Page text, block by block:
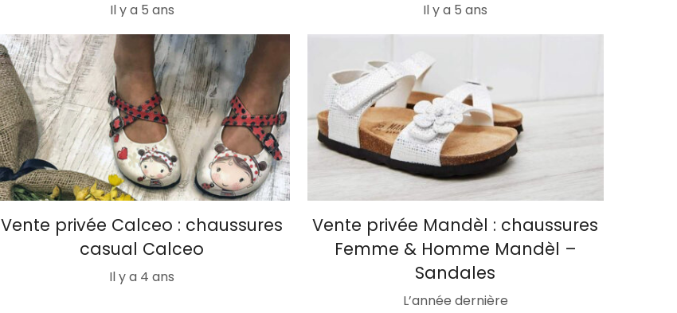
Il y a 5 ans Il y a 5 ans
Vente privée Calceo : chaussures
casual Calceo
Il y a 4 ans
Vente privée Mandèl : chaussures
Femme & Homme Mandèl –
Sandales
L’année dernière